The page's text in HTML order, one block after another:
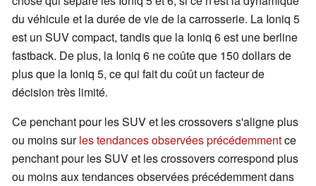
du véhicule et la durée de vie de la carrosserie. La Ioniq 5
est un SUV compact, tandis que la Ioniq 6 est une berline
fastback. De plus, la Ioniq 6 ne coûte que 150 dollars de
plus que la Ioniq 5, ce qui fait du coût un facteur de
décision très limité.
Ce penchant pour les SUV et les crossovers s'aligne plus
ou moins surles tendances observées précédemmentce
penchant pour les SUV et les crossovers correspond plus
ou moins aux tendances observées précédemment dans